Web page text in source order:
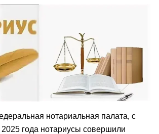
нотариальная палата, с
года нотариусы совершили